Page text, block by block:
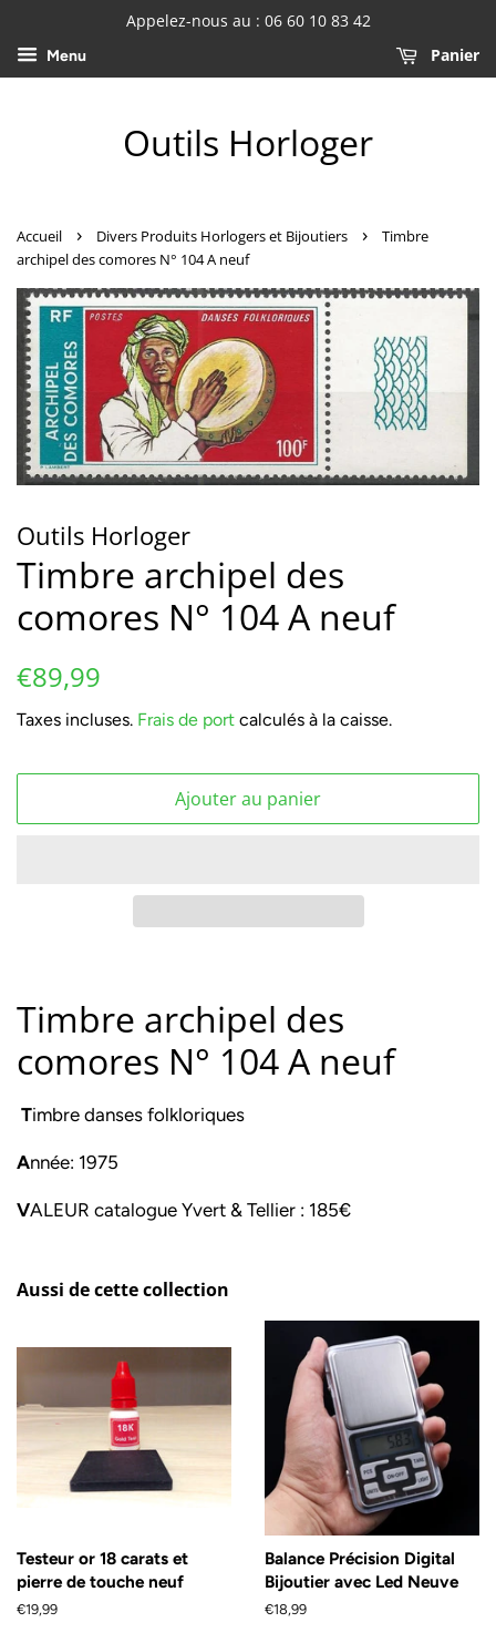
Appelez-nous au : 06 60 10 83 42
Menu Panier
Outils Horloger
Accueil › Divers Produits Horlogers et Bijoutiers ›
Timbre
archipel des comores N° 104 A neuf
Outils Horloger
Timbre archipel des
comores N° 104 A neuf
Prix
€89,99
Taxes incluses. Frais de port calculés à la caisse.
Ajouter au panier
Timbre archipel des
comores N° 104 A neuf
Timbre danses folkloriques
Année: 1975
VALEUR catalogue Yvert & Tellier : 185€
Aussi de cette collection
Testeur or 18 carats et
pierre de touche neuf
Prix
€19,99
Balance Précision Digital
Bijoutier avec Led Neuve
Prix
€18,99